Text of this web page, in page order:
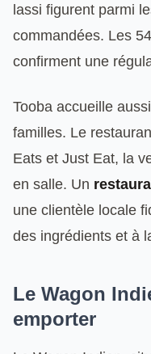
lassi figurent parmi
commandées. Les
confirment une
Tooba accueille
familles. Le
Eats et Just Eat, la
en salle. Un
une clientèle locale
des ingrédients et à
Le Wagon
emporter